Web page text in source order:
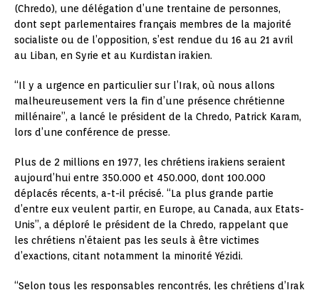
(Chredo), une délégation d’une trentaine de personnes,
dont sept parlementaires français membres de la majorité
socialiste ou de l’opposition, s’est rendue du 16 au 21 avril
au Liban, en Syrie et au Kurdistan irakien.
“Il y a urgence en particulier sur l’Irak, où nous allons
malheureusement vers la fin d’une présence chrétienne
millénaire”, a lancé le président de la Chredo, Patrick Karam,
lors d’une conférence de presse.
Plus de 2 millions en 1977, les chrétiens irakiens seraient
aujourd’hui entre 350.000 et 450.000, dont 100.000
déplacés récents, a-t-il précisé. “La plus grande partie
d’entre eux veulent partir, en Europe, au Canada, aux Etats-
Unis”, a déploré le président de la Chredo, rappelant que
les chrétiens n’étaient pas les seuls à être victimes
d’exactions, citant notamment la minorité Yézidi.
“Selon tous les responsables rencontrés, les chrétiens d’Irak